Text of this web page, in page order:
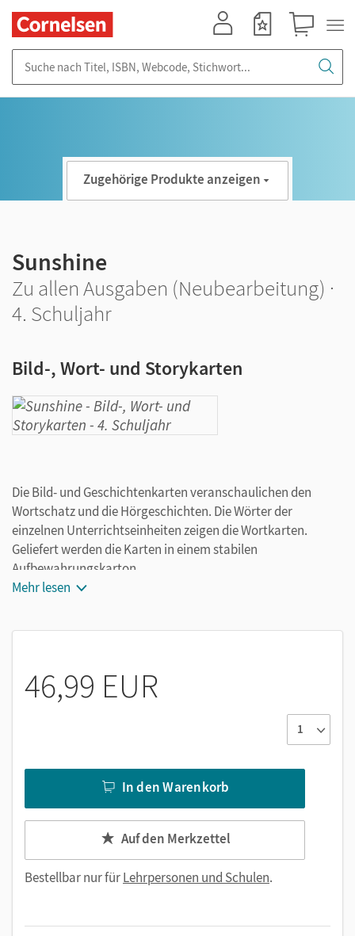
Zugehörige Produkte anzeigen
Sunshine
Zu allen Ausgaben (Neubearbeitung) ·
4. Schuljahr
Bild-, Wort- und Storykarten
Die Bild- und Geschichtenkarten veranschaulichen den
Wortschatz und die Hörgeschichten. Die Wörter der
einzelnen Unterrichtseinheiten zeigen die Wortkarten.
Geliefert werden die Karten in einem stabilen
Aufbewahrungskarton.
Mehr lesen
46,99 EUR
In den Warenkorb
Auf den Merkzettel
Bestellbar nur fürLehrpersonen und Schulen.